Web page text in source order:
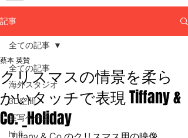
記事
全ての記事
海外スタジオ
3D空間
実写ベース
hi-fi
全ての記事
クリスマスの情景を柔ら
かいタッチで表現 Tiffany &
Co. _Holiday
蔡本 英賛